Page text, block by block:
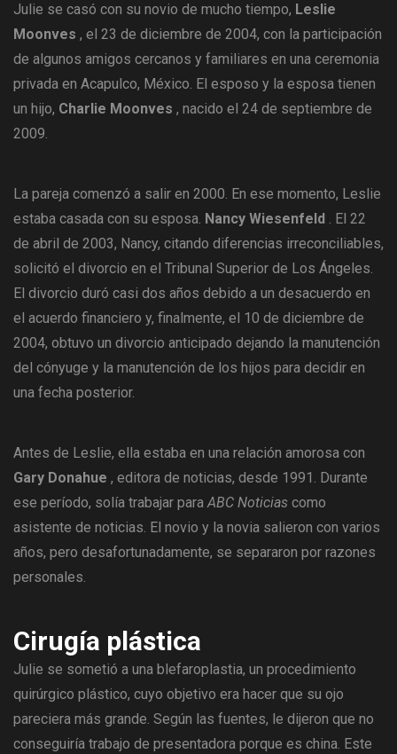
Julie se casó con su novio de mucho tiempo, Leslie
Moonves , el 23 de diciembre de 2004, con la participación
de algunos amigos cercanos y familiares en una ceremonia
privada en Acapulco, México. El esposo y la esposa tienen
un hijo, Charlie Moonves , nacido el 24 de septiembre de
2009.
La pareja comenzó a salir en 2000. En ese momento, Leslie
estaba casada con su esposa. Nancy Wiesenfeld . El 22
de abril de 2003, Nancy, citando diferencias irreconciliables,
solicitó el divorcio en el Tribunal Superior de Los Ángeles.
El divorcio duró casi dos años debido a un desacuerdo en
el acuerdo financiero y, finalmente, el 10 de diciembre de
2004, obtuvo un divorcio anticipado dejando la manutención
del cónyuge y la manutención de los hijos para decidir en
una fecha posterior.
Antes de Leslie, ella estaba en una relación amorosa con
Gary Donahue , editora de noticias, desde 1991. Durante
ese período, solía trabajar paraABC Noticias como
asistente de noticias. El novio y la novia salieron con varios
años, pero desafortunadamente, se separaron por razones
personales.
Cirugía plástica
Julie se sometió a una blefaroplastia, un procedimiento
quirúrgico plástico, cuyo objetivo era hacer que su ojo
pareciera más grande. Según las fuentes, le dijeron que no
conseguiría trabajo de presentadora porque es china. Este